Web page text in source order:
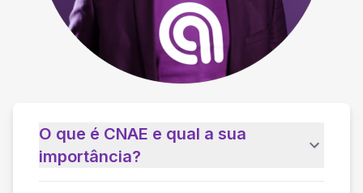
O que é CNAE e qual a sua
importância?